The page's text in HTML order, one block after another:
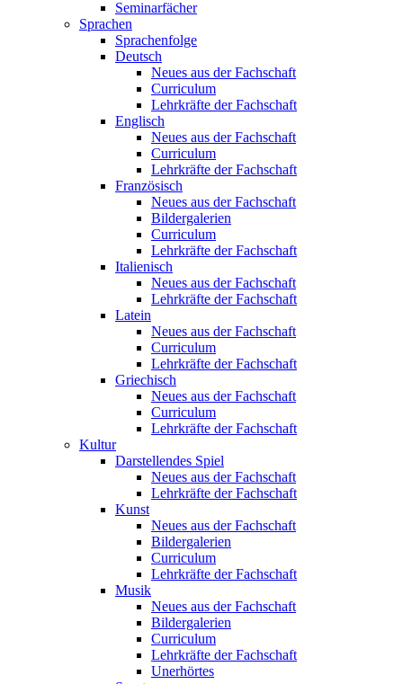
Seminarfächer
Sprachen
Sprachenfolge
Deutsch
Neues aus der Fachschaft
Curriculum
Lehrkräfte der Fachschaft
Englisch
Neues aus der Fachschaft
Curriculum
Lehrkräfte der Fachschaft
Französisch
Neues aus der Fachschaft
Bildergalerien
Curriculum
Lehrkräfte der Fachschaft
Italienisch
Neues aus der Fachschaft
Lehrkräfte der Fachschaft
Latein
Neues aus der Fachschaft
Curriculum
Lehrkräfte der Fachschaft
Griechisch
Neues aus der Fachschaft
Curriculum
Lehrkräfte der Fachschaft
Kultur
Darstellendes Spiel
Neues aus der Fachschaft
Lehrkräfte der Fachschaft
Kunst
Neues aus der Fachschaft
Bildergalerien
Curriculum
Lehrkräfte der Fachschaft
Musik
Neues aus der Fachschaft
Bildergalerien
Curriculum
Lehrkräfte der Fachschaft
Unerhörtes